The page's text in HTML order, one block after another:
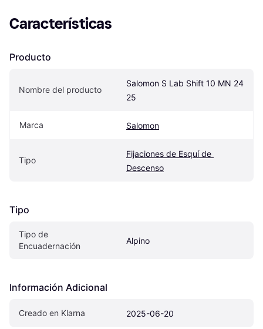
Características
Producto
Nombre del producto
Salomon S Lab Shift 10 MN 24
25
Marca Salomon
Tipo
Fijaciones de Esquí de
Descenso
Tipo
Tipo de
Encuadernación
Alpino
Información Adicional
Creado en Klarna 2025-06-20